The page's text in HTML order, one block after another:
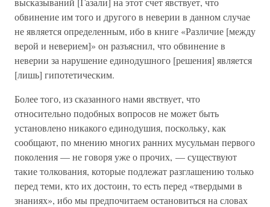
обвинение им того и другого в неверии в данном случае
не является определенным, ибо в книге «Различие [между
верой и неверием]» он разъяснил, что обвинение в
неверии за нарушение единодушного [решения] является
[лишь] гипотетическим.
Более того, из сказанного нами явствует, что
относительно подобных вопросов не может быть
установлено никакого единодушия, поскольку, как
сообщают, по мнению многих ранних мусульман первого
поколения — не говоря уже о прочих, — существуют
такие толкования, которые подлежат разглашению только
перед теми, кто их достоин, то есть перед «твердыми в
знаниях», ибо мы предпочитаем остановиться на словах